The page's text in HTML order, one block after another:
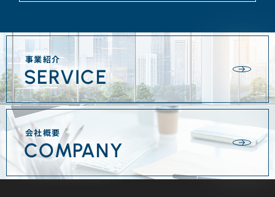
事業紹介
SERVICE
会社概要
COMPANY